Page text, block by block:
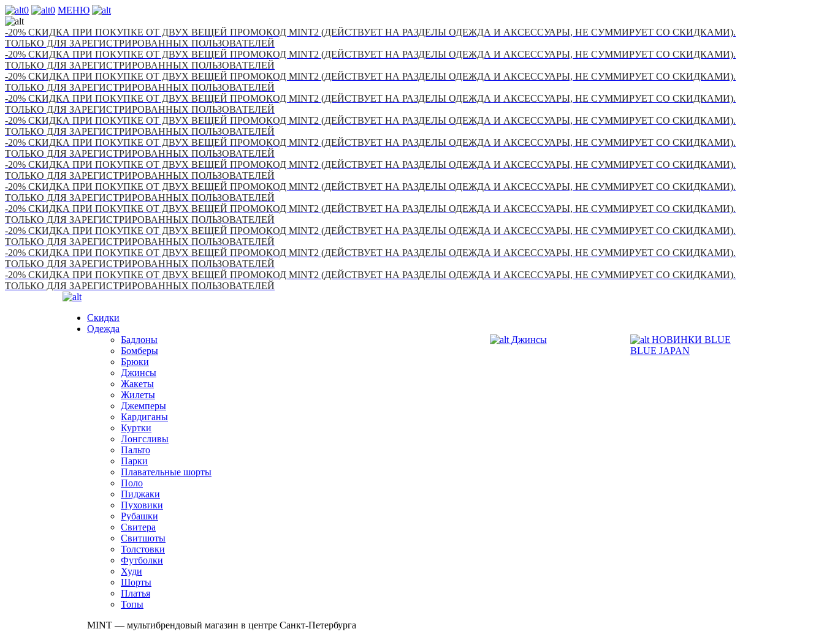
0 0 МЕНЮ
-20% СКИДКА ПРИ ПОКУПКЕ ОТ ДВУХ ВЕЩЕЙ ПРОМОКОД MINT2 (ДЕЙСТВУЕТ НА РАЗДЕЛЫ ОДЕЖДА И АКСЕССУАРЫ, НЕ СУММИРУЕТ СО СКИДКАМИ).
ТОЛЬКО ДЛЯ ЗАРЕГИСТРИРОВАННЫХ ПОЛЬЗОВАТЕЛЕЙ
-20% СКИДКА ПРИ ПОКУПКЕ ОТ ДВУХ ВЕЩЕЙ ПРОМОКОД MINT2 (ДЕЙСТВУЕТ НА РАЗДЕЛЫ ОДЕЖДА И АКСЕССУАРЫ, НЕ СУММИРУЕТ СО СКИДКАМИ).
ТОЛЬКО ДЛЯ ЗАРЕГИСТРИРОВАННЫХ ПОЛЬЗОВАТЕЛЕЙ
-20% СКИДКА ПРИ ПОКУПКЕ ОТ ДВУХ ВЕЩЕЙ ПРОМОКОД MINT2 (ДЕЙСТВУЕТ НА РАЗДЕЛЫ ОДЕЖДА И АКСЕССУАРЫ, НЕ СУММИРУЕТ СО СКИДКАМИ).
ТОЛЬКО ДЛЯ ЗАРЕГИСТРИРОВАННЫХ ПОЛЬЗОВАТЕЛЕЙ
-20% СКИДКА ПРИ ПОКУПКЕ ОТ ДВУХ ВЕЩЕЙ ПРОМОКОД MINT2 (ДЕЙСТВУЕТ НА РАЗДЕЛЫ ОДЕЖДА И АКСЕССУАРЫ, НЕ СУММИРУЕТ СО СКИДКАМИ).
ТОЛЬКО ДЛЯ ЗАРЕГИСТРИРОВАННЫХ ПОЛЬЗОВАТЕЛЕЙ
-20% СКИДКА ПРИ ПОКУПКЕ ОТ ДВУХ ВЕЩЕЙ ПРОМОКОД MINT2 (ДЕЙСТВУЕТ НА РАЗДЕЛЫ ОДЕЖДА И АКСЕССУАРЫ, НЕ СУММИРУЕТ СО СКИДКАМИ).
ТОЛЬКО ДЛЯ ЗАРЕГИСТРИРОВАННЫХ ПОЛЬЗОВАТЕЛЕЙ
-20% СКИДКА ПРИ ПОКУПКЕ ОТ ДВУХ ВЕЩЕЙ ПРОМОКОД MINT2 (ДЕЙСТВУЕТ НА РАЗДЕЛЫ ОДЕЖДА И АКСЕССУАРЫ, НЕ СУММИРУЕТ СО СКИДКАМИ).
ТОЛЬКО ДЛЯ ЗАРЕГИСТРИРОВАННЫХ ПОЛЬЗОВАТЕЛЕЙ
-20% СКИДКА ПРИ ПОКУПКЕ ОТ ДВУХ ВЕЩЕЙ ПРОМОКОД MINT2 (ДЕЙСТВУЕТ НА РАЗДЕЛЫ ОДЕЖДА И АКСЕССУАРЫ, НЕ СУММИРУЕТ СО СКИДКАМИ).
ТОЛЬКО ДЛЯ ЗАРЕГИСТРИРОВАННЫХ ПОЛЬЗОВАТЕЛЕЙ
-20% СКИДКА ПРИ ПОКУПКЕ ОТ ДВУХ ВЕЩЕЙ ПРОМОКОД MINT2 (ДЕЙСТВУЕТ НА РАЗДЕЛЫ ОДЕЖДА И АКСЕССУАРЫ, НЕ СУММИРУЕТ СО СКИДКАМИ).
ТОЛЬКО ДЛЯ ЗАРЕГИСТРИРОВАННЫХ ПОЛЬЗОВАТЕЛЕЙ
-20% СКИДКА ПРИ ПОКУПКЕ ОТ ДВУХ ВЕЩЕЙ ПРОМОКОД MINT2 (ДЕЙСТВУЕТ НА РАЗДЕЛЫ ОДЕЖДА И АКСЕССУАРЫ, НЕ СУММИРУЕТ СО СКИДКАМИ).
ТОЛЬКО ДЛЯ ЗАРЕГИСТРИРОВАННЫХ ПОЛЬЗОВАТЕЛЕЙ
-20% СКИДКА ПРИ ПОКУПКЕ ОТ ДВУХ ВЕЩЕЙ ПРОМОКОД MINT2 (ДЕЙСТВУЕТ НА РАЗДЕЛЫ ОДЕЖДА И АКСЕССУАРЫ, НЕ СУММИРУЕТ СО СКИДКАМИ).
ТОЛЬКО ДЛЯ ЗАРЕГИСТРИРОВАННЫХ ПОЛЬЗОВАТЕЛЕЙ
-20% СКИДКА ПРИ ПОКУПКЕ ОТ ДВУХ ВЕЩЕЙ ПРОМОКОД MINT2 (ДЕЙСТВУЕТ НА РАЗДЕЛЫ ОДЕЖДА И АКСЕССУАРЫ, НЕ СУММИРУЕТ СО СКИДКАМИ).
ТОЛЬКО ДЛЯ ЗАРЕГИСТРИРОВАННЫХ ПОЛЬЗОВАТЕЛЕЙ
-20% СКИДКА ПРИ ПОКУПКЕ ОТ ДВУХ ВЕЩЕЙ ПРОМОКОД MINT2 (ДЕЙСТВУЕТ НА РАЗДЕЛЫ ОДЕЖДА И АКСЕССУАРЫ, НЕ СУММИРУЕТ СО СКИДКАМИ).
ТОЛЬКО ДЛЯ ЗАРЕГИСТРИРОВАННЫХ ПОЛЬЗОВАТЕЛЕЙ
Скидки
Одежда
Бадлоны
Бомберы
Брюки
Джинсы
Жакеты
Жилеты
Джемперы
Кардиганы
Куртки
Лонгсливы
Пальто
Парки
Плавательные шорты
Поло
Пиджаки
Пуховики
Рубашки
Свитера
Свитшоты
Толстовки
Футболки
Худи
Шорты
Платья
Топы
Джинсы
НОВИНКИ BLUE
BLUE JAPAN
MINT — мультибрендовый магазин в центре Санкт-Петербурга